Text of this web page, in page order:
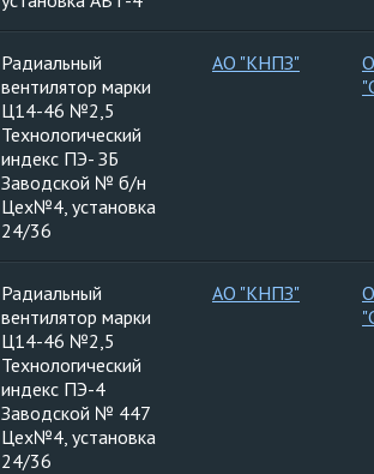
Радиальный
вентилятор марки
Ц14-46 №2,5
Технологический
индекс ПЭ- ЗБ
Заводской № б/н
Цех№4, установка
24/36
АО "КНПЗ"
Радиальный
вентилятор марки
Ц14-46 №2,5
Технологический
индекс ПЭ-4
Заводской № 447
Цех№4, установка
24/36
АО "КНПЗ"